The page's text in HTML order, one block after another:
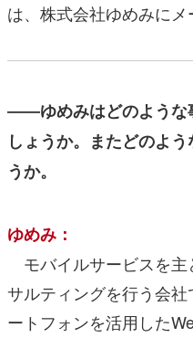
は、株式会社ゆめみにメ
――ゆめみはどのような
しょうか。またどのよ
うか。
ゆめみ：
モバイルサービスを主
サルティングを行う会
ートフォンを活用した